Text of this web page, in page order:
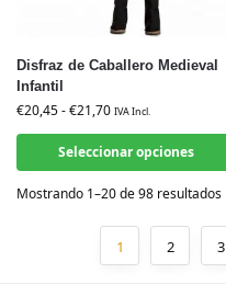
Disfraz de Caballero Medieval
Infantil
€20,45-€21,70 IVA Incl.
Seleccionar opciones
Mostrando 1–20 de 98 resultados
1 2 3